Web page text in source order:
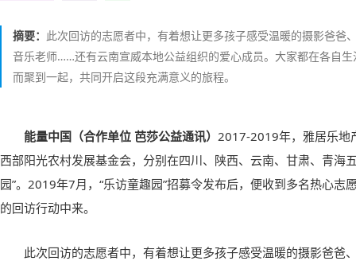
摘要： 此次回访的志愿者中，有着想让更多孩子感受温暖的摄影爸爸
音乐老师……还有云南宣威本地公益组织的爱心成员。大家都在各自
而聚到一起，共同开启这段充满意义的旅程。
能量中国（合作单位 芭莎公益通讯） 2017-2019年，雅居乐地
西部阳光农村发展基金会，分别在四川、陕西、云南、甘肃、青海
园”。2019年7月，“乐访童趣园”招募令发布后，便收到多名热心志
的回访行动中来。
此次回访的志愿者中，有着想让更多孩子感受温暖的摄影爸爸